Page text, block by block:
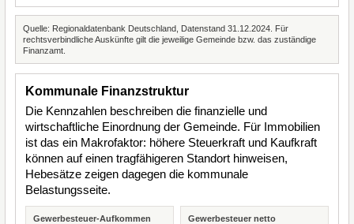
Quelle: Regionaldatenbank Deutschland, Datenstand 31.12.2024. Für
rechtsverbindliche Auskünfte gilt die jeweilige Gemeinde bzw. das zuständige
Finanzamt.
Kommunale Finanzstruktur
Die Kennzahlen beschreiben die finanzielle und
wirtschaftliche Einordnung der Gemeinde. Für Immobilien
ist das ein Makrofaktor: höhere Steuerkraft und Kaufkraft
können auf einen tragfähigeren Standort hinweisen,
Hebesätze zeigen dagegen die kommunale
Belastungsseite.
Gewerbesteuer-Aufkommen Gewerbesteuer netto